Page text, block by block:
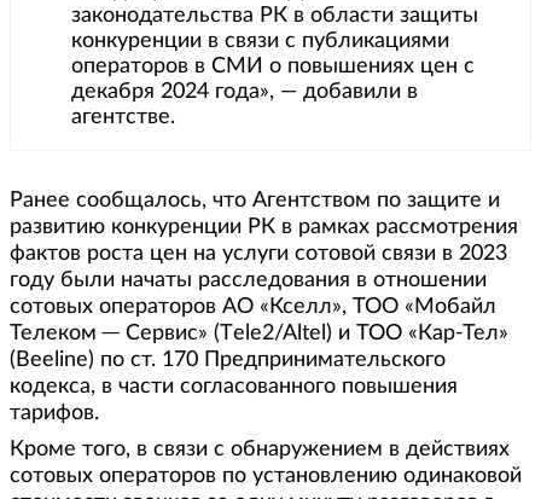
законодательства РК в области защиты
конкуренции в связи с публикациями
операторов в СМИ о повышениях цен с
декабря 2024 года», — добавили в
агентстве.
Ранее сообщалось, что Агентством по защите и
развитию конкуренции РК в рамках рассмотрения
фактов роста цен на услуги сотовой связи в 2023
году были начаты расследования в отношении
сотовых операторов АО «Кселл», ТОО «Мобайл
Телеком ─ Сервис» (Тele2/Altel) и ТОО «Кар-Тел»
(Beeline) по ст. 170 Предпринимательского
кодекса, в части согласованного повышения
тарифов.
Кроме того, в связи с обнаружением в действиях
сотовых операторов по установлению одинаковой